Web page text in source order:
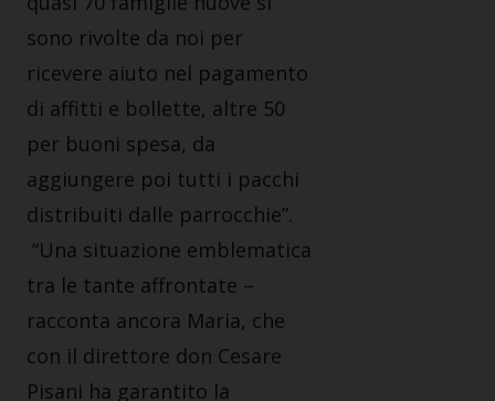
sono rivolte da noi per
ricevere aiuto nel pagamento
di affitti e bollette, altre 50
per buoni spesa, da
aggiungere poi tutti i pacchi
distribuiti dalle parrocchie”.
“Una situazione emblematica
tra le tante affrontate –
racconta ancora Maria, che
con il direttore don Cesare
Pisani ha garantito la